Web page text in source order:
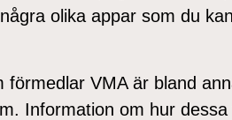
olika appar som du
förmedlar VMA är bland
Information om hur